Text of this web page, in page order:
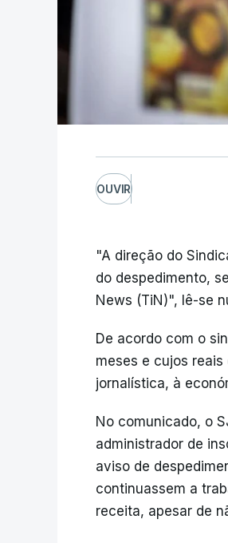
OUVIR
"A direção do
do despedimento,
News (TiN)", lê-se
De acordo com o
meses e cujos
jornalística, à
No comunicado, o
administrador de
aviso de
continuassem a
receita, apesar de